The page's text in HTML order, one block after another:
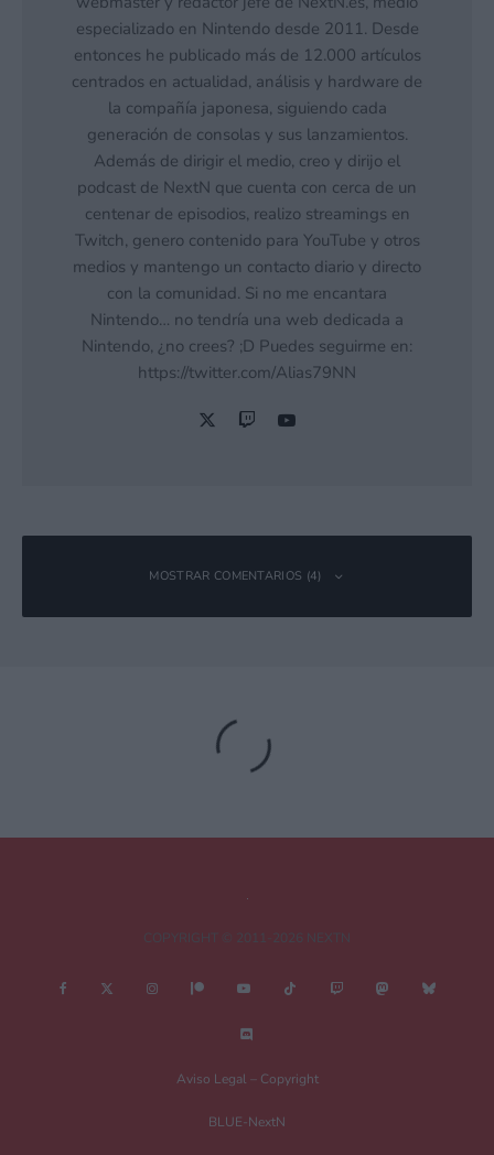
especializado en Nintendo desde 2011. Desde
entonces he publicado más de 12.000 artículos
centrados en actualidad, análisis y hardware de
la compañía japonesa, siguiendo cada
generación de consolas y sus lanzamientos.
Además de dirigir el medio, creo y dirijo el
podcast de NextN que cuenta con cerca de un
centenar de episodios, realizo streamings en
Twitch, genero contenido para YouTube y otros
medios y mantengo un contacto diario y directo
con la comunidad. Si no me encantara
Nintendo… no tendría una web dedicada a
Nintendo, ¿no crees? ;D Puedes seguirme en:
https://twitter.com/Alias79NN
MOSTRAR COMENTARIOS (4)
Desde luego, me descuido unas cuantas horas y me pierdo
una Nintendo Direct… bueno, al menos ya nos quitan
Deja una respuesta
Aviso Legal – Copyright
BLUE-NextN